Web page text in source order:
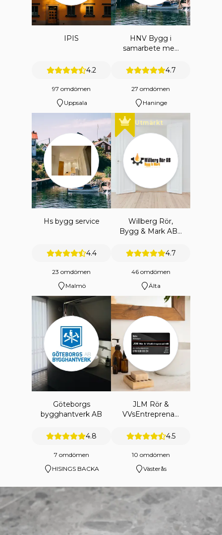
IPIS
4.2
97 omdömen
Uppsala
HNV Bygg i
samarbete med
ENTREPRENAD
4.7
27 omdömen
Haninge
Hs bygg service
4.4
23 omdömen
Malmö
Utmärkt
Willberg Rör,
Bygg & Mark AB -
Hemtjänst4.7
46 omdömen
Älta
Göteborgs
bygghantverk AB
4.8
7 omdömen
HISINGS BACKA
JLM Rör &
VVsEntreprenad
4.5
10 omdömen
Västerås